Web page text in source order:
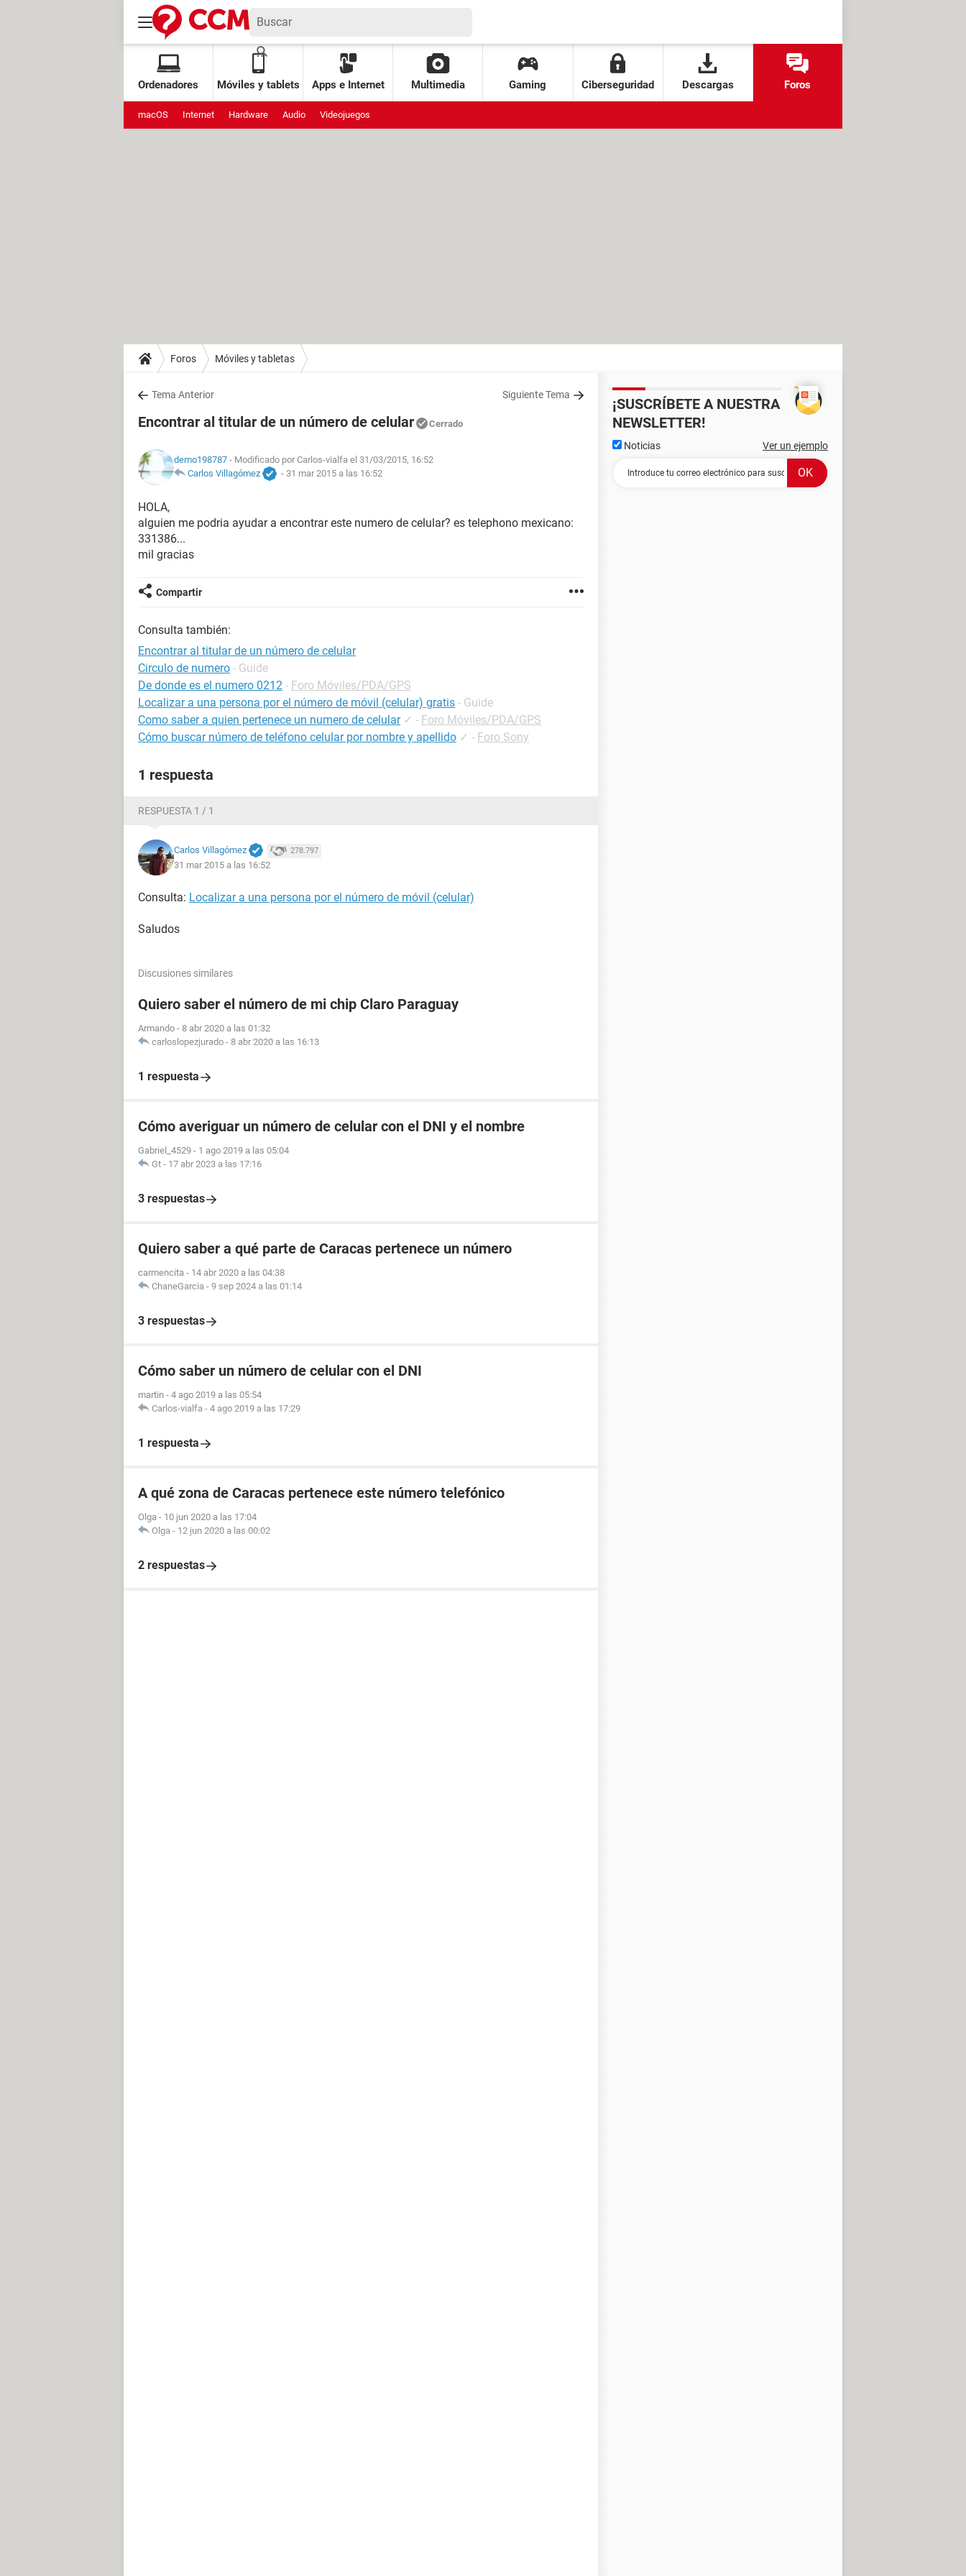
Ordenadores Móviles y tablets Apps e Internet Multimedia Gaming Ciberseguridad Descargas Foros
macOS Internet Hardware Audio Videojuegos
Foros Móviles y tabletas
Tema Anterior Siguiente Tema
Encontrar al titular de un número de celular Cerrado
demo198787 - Modificado por Carlos-vialfa el 31/03/2015, 16:52
Carlos Villagómez
- 31 mar 2015 a las 16:52
HOLA,
alguien me podria ayudar a encontrar este numero de celular? es telephono mexicano:
331386...
mil gracias
Compartir
Consulta también:
Encontrar al titular de un número de celular
Circulo de numero - Guide
De donde es el numero 0212 - Foro Móviles/PDA/GPS
Localizar a una persona por el número de móvil (celular) gratis - Guide
Como saber a quien pertenece un numero de celular ✓ - Foro Móviles/PDA/GPS
Cómo buscar número de teléfono celular por nombre y apellido ✓ - Foro Sony
1 respuesta
RESPUESTA 1 / 1
Carlos Villagómez 278.797
31 mar 2015 a las 16:52
Consulta: Localizar a una persona por el número de móvil (celular)
Saludos
Discusiones similares
Quiero saber el número de mi chip Claro Paraguay
Armando - 8 abr 2020 a las 01:32
carloslopezjurado - 8 abr 2020 a las 16:13
1 respuesta
Cómo averiguar un número de celular con el DNI y el nombre
Gabriel_4529 - 1 ago 2019 a las 05:04
Gt - 17 abr 2023 a las 17:16
3 respuestas
Quiero saber a qué parte de Caracas pertenece un número
carmencita - 14 abr 2020 a las 04:38
ChaneGarcia - 9 sep 2024 a las 01:14
3 respuestas
Cómo saber un número de celular con el DNI
martin - 4 ago 2019 a las 05:54
Carlos-vialfa - 4 ago 2019 a las 17:29
1 respuesta
A qué zona de Caracas pertenece este número telefónico
Olga - 10 jun 2020 a las 17:04
Olga - 12 jun 2020 a las 00:02
2 respuestas
¡SUSCRÍBETE A NUESTRA
NEWSLETTER!
Noticias Ver un ejemplo